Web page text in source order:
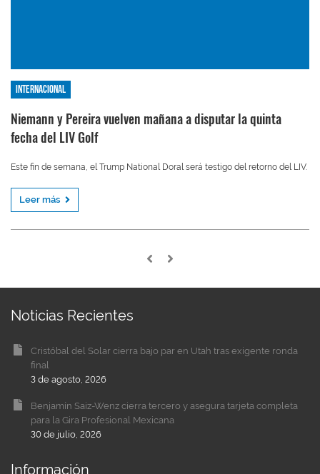
Internacional
Niemann y Pereira vuelven mañana a disputar la quinta
fecha del LIV Golf
Este fin de semana, el Trump National Doral será testigo del retorno del LIV.
Leer más
Noticias Recientes
Cristóbal del Solar cierra bajo par en Utah tras exigente ronda
final
3 de agosto, 2026
Benjamín Saiz-Wenz cierra tercero y asegura tarjeta completa
para la Gira Profesional Mexicana
30 de julio, 2026
Información